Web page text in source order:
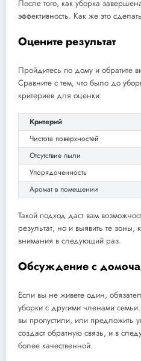
После того, как уборка
эффективность. Как же это
Оцените результат
Пройдитесь по дому и обратите
Сравните с тем, что было до
критериев для оценки:
Критерий
Чистота поверхностей
Отсутствие пыли
Упорядоченность
Аромат в помещении
Такой подход даст вам
результат, но и выявить те зоны,
внимания в следующий раз.
Обсуждение с
Если вы не живете один,
уборки с другими членами семьи.
вы пропустили, или предложить
создаст обратную связь, и в
более качественной.